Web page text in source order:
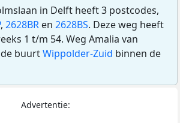
in Delft heeft 3 postcodes,
, 2628BR en 2628BS. Deze weg heeft
1 t/m 54. Weg Amalia van
buurtWippolder-Zuid binnen de
Advertentie: